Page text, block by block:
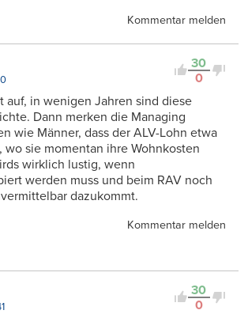
Kommentar melden
30
0
auf, in wenigen Jahren sind diese
Dann merken die Managing
wie Männer, dass der ALV-Lohn etwa
sie momentan ihre Wohnkosten
wirklich lustig, wenn
werden muss und beim RAV noch
dazukommt.
Kommentar melden
30
0